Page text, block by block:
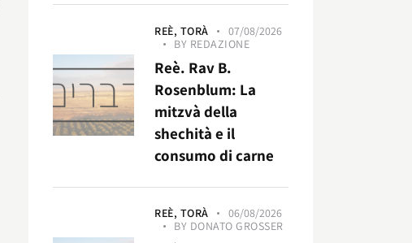
REÈ, TORÀ
07/08/2026
BY REDAZIONE
Reè. Rav B.
Rosenblum: La
mitzvà della
shechità e il
consumo di carne
REÈ, TORÀ
06/08/2026
BY DONATO GROSSER